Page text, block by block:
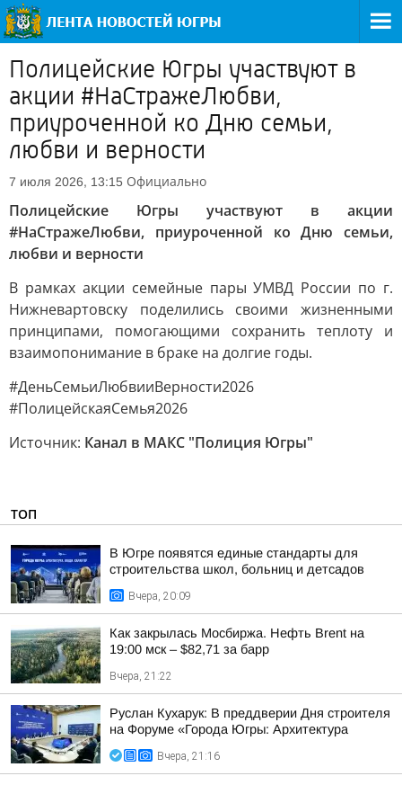
Полицейские Югры участвуют в
акции #НаСтражеЛюбви,
приуроченной ко Дню семьи,
любви и верности
7 июля 2026, 13:15 Официально
Полицейские Югры участвуют в акции
#НаСтражеЛюбви, приуроченной ко Дню семьи,
любви и верности
В рамках акции семейные пары УМВД России по г.
Нижневартовску поделились своими жизненными
принципами, помогающими сохранить теплоту и
взаимопонимание в браке на долгие годы.
#ДеньСемьиЛюбвииВерности2026
#ПолицейскаяСемья2026
Источник: Канал в МАКС "Полиция Югры"
ТОП
В Югре появятся единые стандарты для
строительства школ, больниц и детсадов
Вчера, 20:09
Как закрылась Мосбиржа. Нефть Brent на
19:00 мск – $82,71 за барр
Вчера, 21:22
Руслан Кухарук: В преддверии Дня строителя
на Форуме «Города Югры: Архитектура
Вчера, 21:16